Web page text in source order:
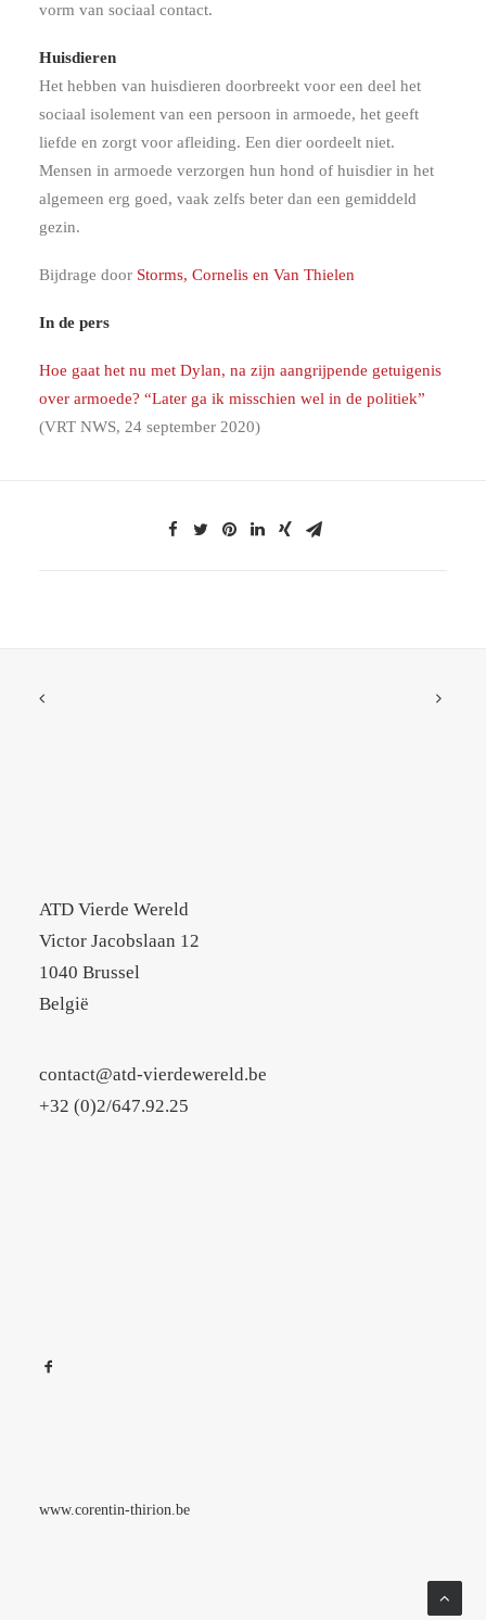
vorm van sociaal contact.
Huisdieren
Het hebben van huisdieren doorbreekt voor een deel het
sociaal isolement van een persoon in armoede, het geeft
liefde en zorgt voor afleiding. Een dier oordeelt niet.
Mensen in armoede verzorgen hun hond of huisdier in het
algemeen erg goed, vaak zelfs beter dan een gemiddeld
gezin.
Bijdrage door Storms, Cornelis en Van Thielen
In de pers
Hoe gaat het nu met Dylan, na zijn aangrijpende getuigenis
over armoede? “Later ga ik misschien wel in de politiek”
(VRT NWS, 24 september 2020)
ATD Vierde Wereld
Victor Jacobslaan 12
1040 Brussel
België
contact@atd-vierdewereld.be
+32 (0)2/647.92.25
www.corentin-thirion.be